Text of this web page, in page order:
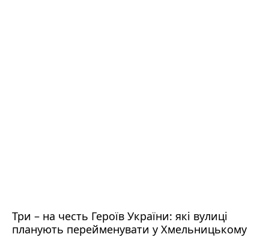
Три – на честь Героїв України: які вулиці
планують перейменувати у Хмельницькому